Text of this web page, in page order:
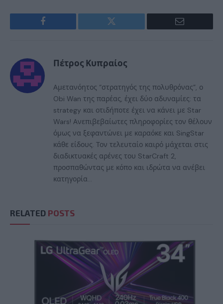
Facebook Twitter Email
Πέτρος Κυπραίος
Αμετανόητος “στρατηγός της πολυθρόνας”, ο
Obi Wan της παρέας, έχει δύο αδυναμίες: τα
strategy και οτιδήποτε έχει να κάνει με Star
Wars! Ανεπιβεβαίωτες πληροφορίες τον θέλουν
όμως να ξεφαντώνει με καραόκε και SingStar
κάθε είδους. Τον τελευταίο καιρό μάχεται στις
διαδικτυακές αρένες του StarCraft 2,
προσπαθώντας με κόπο και ιδρώτα να ανέβει
κατηγορία...
RELATED POSTS